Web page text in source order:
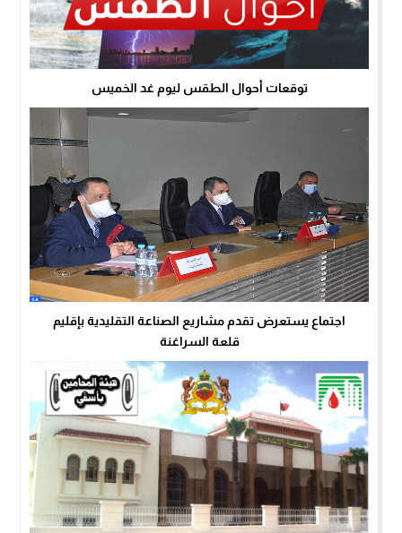
توقعات أحوال الطقس ليوم غد الخميس
اجتماع يستعرض تقدم مشاريع الصناعة التقليدية بإقليم
قلعة السراغنة